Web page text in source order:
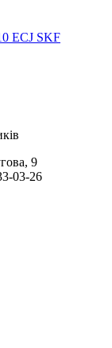
ECJ SKF
9
03-26